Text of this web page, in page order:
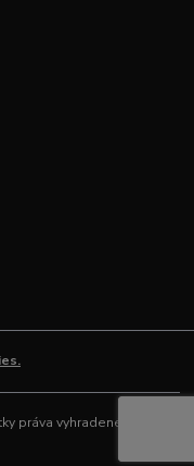
práva vyhradené.